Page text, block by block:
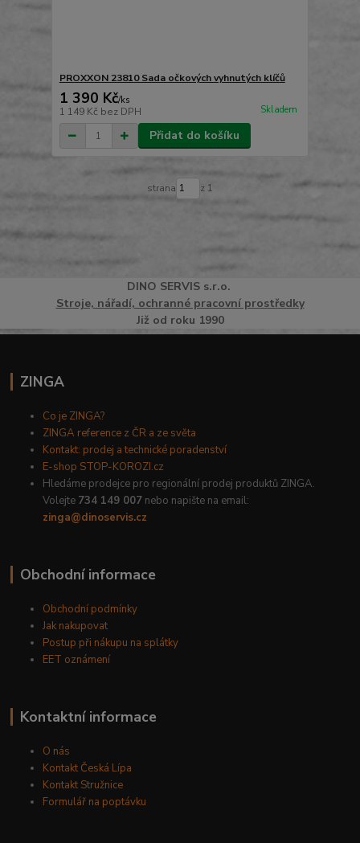
PROXXON 23810 Sada očkových vyhnutých klíčů
1 390 Kč/ks
1 149 Kč bez DPH Skladem
Přidat do košíku
strana z 1
DINO SERVISs.r.o.
Stroje, nářadí, ochranné pracovní prostředky
Již od roku 1990
ZINGA
Co je ZINGA?
ZINGA reference z ČR a ze světa
Kontakt: prodej a technické poradenství
E-shop STOP-KOROZI.cz
Hledáme prodejce pro regionální prodej produktů ZINGA.
Volejte 734 149 007 nebo napište na email:
zinga@dinoservis.cz
Obchodní informace
Obchodní podmínky
Jak nakupovat
Postup při nákupu na splátky
EET oznámení
Kontaktní informace
O nás
Kontakt Česká Lípa
Kontakt Stružnice
Formulář na poptávku